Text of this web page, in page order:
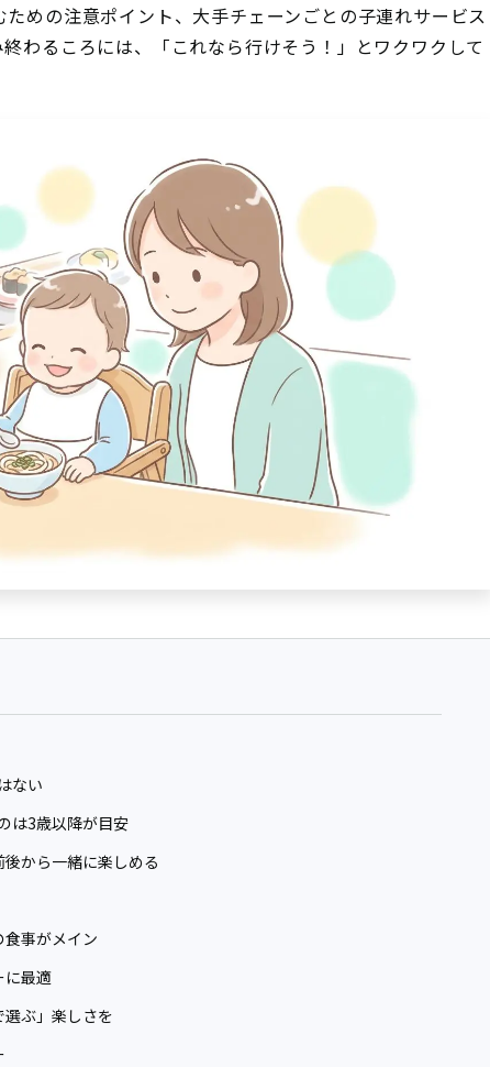
めの注意ポイント、大手チェーンごとの子連れサービス
わるころには、「これなら行けそう！」とワクワクして
ない
は3歳以降が目安
から一緒に楽しめる
事がメイン
に最適
ぶ」楽しさを